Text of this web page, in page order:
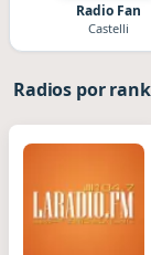
Radio Fan
Castelli
Radios por